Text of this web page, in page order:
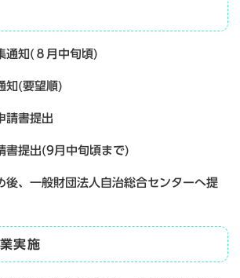
通知(８月中旬頃)
知(要望順)
請書提出
書提出(9月中旬頃まで)
後、一般財団法人自治総合センターへ提
実施